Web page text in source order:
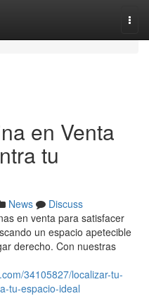
en Venta
tu
News
Discuss
en venta para satisfacer
un espacio apetecible
derecho. Con nuestras
34105827/localizar-tu-
tu-espacio-ideal